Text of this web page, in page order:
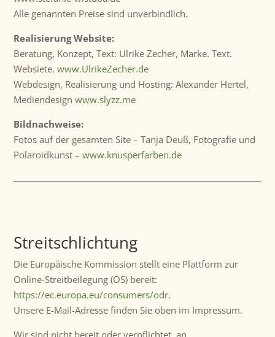
Alle genannten Preise sind unverbindlich.
Realisierung Website:
Beratung, Konzept, Text: Ulrike Zecher, Marke. Text.
Websiete.www.UlrikeZecher.de
Webdesign, Realisierung und Hosting: Alexander Hertel,
Mediendesignwww.slyzz.me
Bildnachweise:
Fotos auf der gesamten Site – Tanja Deuß, Fotografie und
Polaroidkunst –www.knusperfarben.de
Streitschlichtung
Die Europäische Kommission stellt eine Plattform zur
Online-Streitbeilegung (OS) bereit:
https://ec.europa.eu/consumers/odr.
Unsere E-Mail-Adresse finden Sie oben im Impressum.
Wir sind nicht bereit oder verpflichtet, an